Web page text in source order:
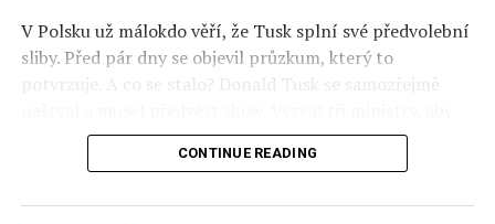
technologií umělé inteligence v mnoha oblastech života
umožní Evropské unii obnovit konkurenceschopnost ve
vztahu ke globálním ekonomikám a nutnosti zajistit
V Polsku už málokdo věří, že Tusk splní své předvolební
sliby. Před pár dny se objevil průzkum, který to
potvrzuje. A co se stalo? Donald Tusk se samozřejmě
před kamerami podepsali dohodu o stíhání členů PiS, a
ti poslušně ono divadlo předvedli. Andrzej Domański
CONTINUE READING